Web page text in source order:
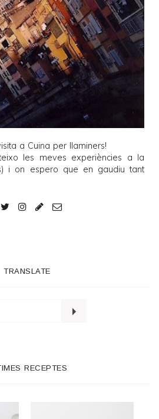
a Cuina per llaminers!
les meves experiències a la
i on espero que en gaudiu tant
TRANSLATE
RECEPTES